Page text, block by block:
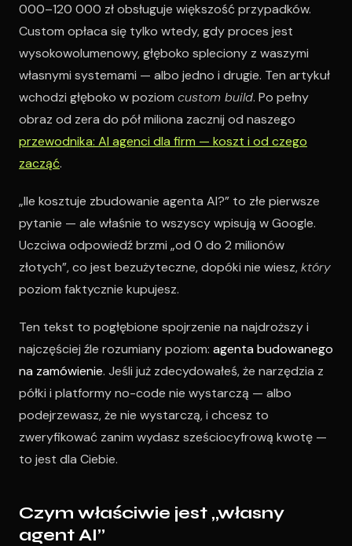
000–120 000 zł obsługuje większość przypadków.
Custom opłaca się tylko wtedy, gdy proces jest
wysokowolumenowy, głęboko spleciony z waszymi
własnymi systemami — albo jedno i drugie. Ten artykuł
wchodzi głęboko w poziom custom build. Po pełny
obraz od zera do pół miliona zacznij od naszego
przewodnika: AI agenci dla firm — koszt i od czego
zacząć.
„Ile kosztuje zbudowanie agenta AI?” to złe pierwsze
pytanie — ale właśnie to wszyscy wpisują w Google.
Uczciwa odpowiedź brzmi „od 0 do 2 milionów
złotych”, co jest bezużyteczne, dopóki nie wiesz,który
poziom faktycznie kupujesz.
Ten tekst to pogłębione spojrzenie na najdroższy i
najczęściej źle rozumiany poziom: agenta budowanego
na zamówienie. Jeśli już zdecydowałeś, że narzędzia z
półki i platformy no-code nie wystarczą — albo
podejrzewasz, że nie wystarczą, i chcesz to
zweryfikować zanim wydasz sześciocyfrową kwotę —
to jest dla Ciebie.
Czym właściwie jest „własny
agent AI”